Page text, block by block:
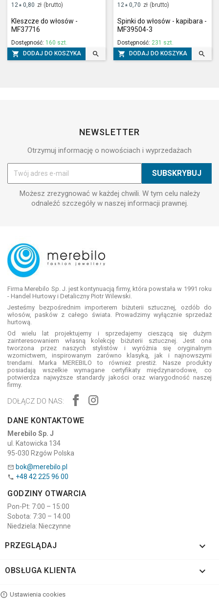
12* 0,80 zł (brutto)
Kleszcze do włosów -
MF37716
Dostępność: 160 szt.
 DODAJ DO KOSZYKA 
12* 0,70 zł (brutto)
Spinki do włosów - kapibara -
MF39504-3
Dostępność: 231 szt.
 DODAJ DO KOSZYKA 
NEWSLETTER
Otrzymuj informację o nowościach i wyprzedażach
Możesz zrezygnować w każdej chwili. W tym celu należy
odnaleźć szczegóły w naszej informacji prawnej.
Firma Merebilo Sp. J. jest kontynuacją firmy, która powstała w 1991 roku
- Handel Hurtowy i Detaliczny Piotr Wilewski.
Jesteśmy bezpośrednim importerem biżuterii sztucznej, ozdób do
włosów, pasków z całego świata. Prowadzimy wyłącznie sprzedaż
hurtową.
Od wielu lat projektujemy i sprzedajemy cieszącą się dużym
zainteresowaniem własną kolekcję biżuterii sztucznej. Jest ona
tworzona przez naszych stylistów i wyróżnia się oryginalnym
wzornictwem, inspirowanym zarówno klasyką, jak i najnowszymi
trendami. Marka MEREBILO to również prestiż. Nasze produkty
posiadają wszelkie wymagane certyfikaty międzynarodowe, co
potwierdza najwyższe standardy jakości oraz wiarygodność naszej
firmy.
DOŁĄCZ DO NAS:
DANE KONTAKTOWE
Merebilo Sp. J
ul. Katowicka 134
95-030 Rzgów Polska
 bok@merebilo.pl
 +48 42 225 96 00
GODZINY OTWARCIA
Pon-Pt: 7:00 – 15:00
Sobota: 7:30 – 14:00
Niedziela: Nieczynne
PRZEGLĄDAJ 
OBSŁUGA KLIENTA 
Ustawienia cookies